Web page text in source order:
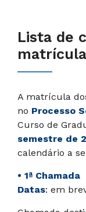
Lista de
A matrícula
no Processo
Curso de
semestre de
calendário a
• 1ª Chamada
Datas: em